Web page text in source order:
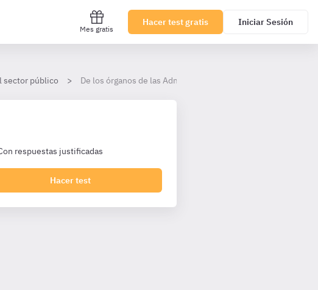
Mes gratis
Hacer test gratis Iniciar Sesión
sector público De los órganos de las Administraciones Públicas
respuestas justificadas
Hacer test